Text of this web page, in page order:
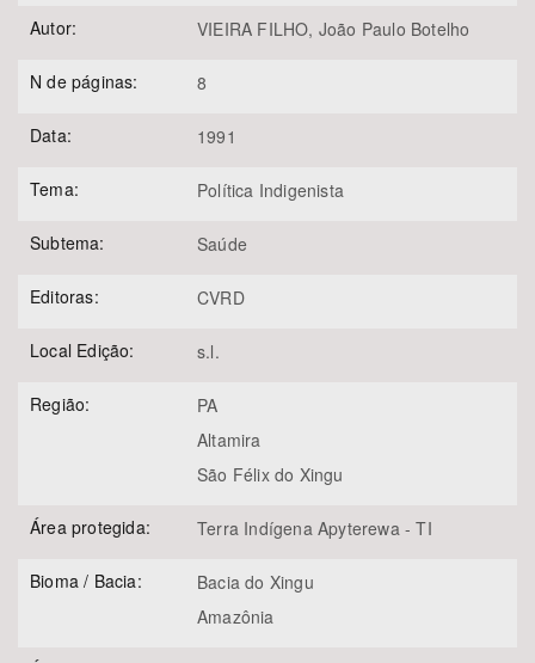
Autor: VIEIRA FILHO, João Paulo Botelho
N de páginas: 8
Data: 1991
Tema: Política Indigenista
Subtema: Saúde
Editoras: CVRD
Local Edição: s.l.
Região:
PA
Altamira
São Félix do Xingu
Área protegida: Terra Indígena Apyterewa - TI
Bioma / Bacia:
Bacia do Xingu
Amazônia